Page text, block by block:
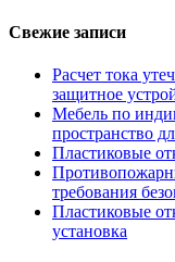
Свежие записи
Расчет тока
защитное
Мебель по
пространство
Пластиковые
требования
Пластиковые
установка